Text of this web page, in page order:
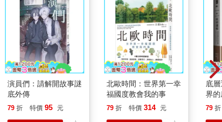
演員們：請解開故事謎
底外傳
79 折 特價 95 元
北歐時間：世界第一幸
福國度教會我的事
79 折 特價 314 元
底
界
79 折